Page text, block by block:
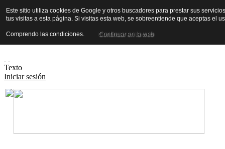
Texto
Iniciar sesión
Este sitio utiliza cookies de Google y otros buscadores para prestar sus
tus visitas a esta página. Si visitas esta web, se sobreentiende que aceptas el
Comprendo las condiciones. Continuar en la web